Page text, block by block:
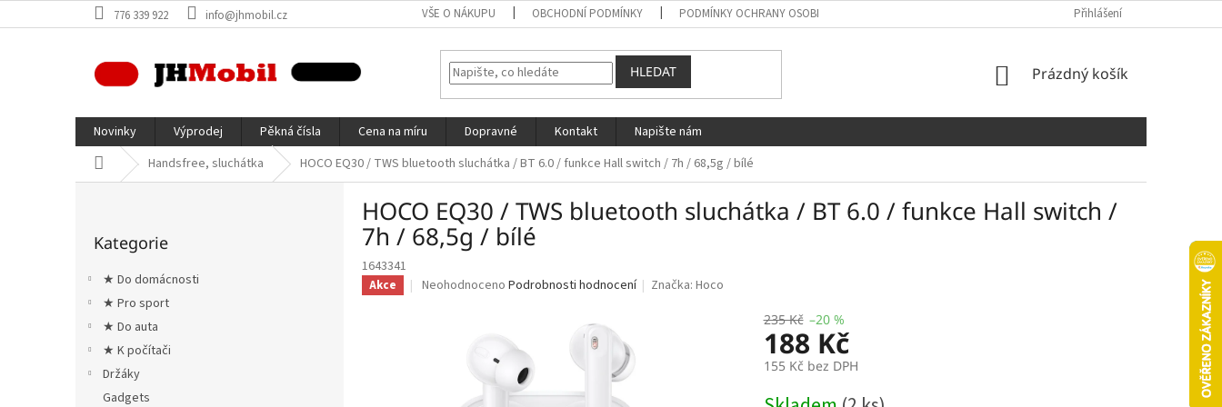
na
776 339 922 info@jhmobil.cz VŠE O NÁKUPU OBCHODNÍ PODMÍNKY PODMÍNKY OCHRANY OSOBNÍCH ÚDAJŮ Přihlášení
HLEDAT
NÁKUPNÍ
Prázdný košík
Novinky Výprodej Pěkná čísla Cena na míru Dopravné Kontakt
Napište nám
Domů Handsfree, sluchátka HOCO EQ30 / TWS bluetooth sluchátka / BT 6.0 / funkce Hall switch / 7h / 68,5g / bílé
kategorie
Kategorie
★ Do domácnosti
★ Pro sport
★ Do auta
★ K počítači
Držáky
Gadgets
HOCO EQ30 / TWS bluetooth sluchátka / BT 6.0 / funkce Hall switch /
7h / 68,5g / bílé
1643341
Akce
Průměrné
Neohodnoceno Podrobnosti hodnocení Značka:Hoco
235 Kč –20 %
188 Kč
155 Kč bez DPH